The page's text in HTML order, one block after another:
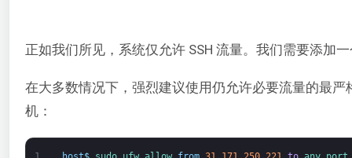
正如我们所见，系统仅允许 SSH 流量。我们需要添加
在大多数情况下，强烈建议使用仍允许必要流量的最
机：